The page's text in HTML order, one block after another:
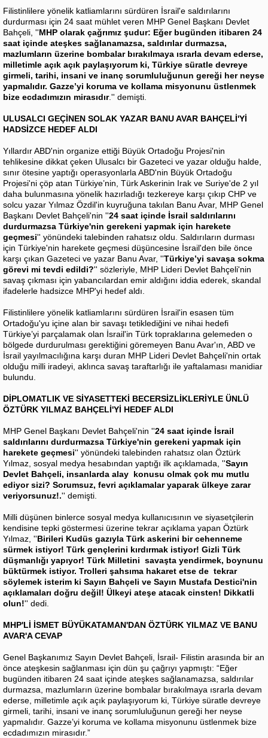
Filistinlilere yönelik katliamlarını sürdüren İsrail'e saldırılarını
durdurması için 24 saat mühlet veren MHP Genel Başkanı Devlet
Bahçeli, ''MHP olarak çağrımız şudur: Eğer bugünden itibaren 24
saat içinde ateşkes sağlanamazsa, saldırılar durmazsa,
mazlumların üzerine bombalar bırakılmaya ısrarla devam ederse,
milletimle açık açık paylaşıyorum ki, Türkiye süratle devreye
girmeli, tarihi, insani ve inanç sorumluluğunun gereği her neyse
yapmalıdır. Gazze’yi koruma ve kollama misyonunu üstlenmek
bize ecdadımızın mirasıdır.'' demişti.
ULUSALCI GEÇİNEN SOLAK YAZAR BANU AVAR BAHÇELİ'Yİ
HADSİZCE HEDEF ALDI
Yıllardır ABD'nin organize ettiği Büyük Ortadoğu Projesi'nin
tehlikesine dikkat çeken Ulusalcı bir Gazeteci ve yazar olduğu halde,
sınır ötesine yaptığı operasyonlarla ABD'nin Büyük Ortadoğu
Projesi'ni çöp atan Türkiye’nin, Türk Askerinin Irak ve Suriye'de 2 yıl
daha bulunmasına yönelik hazırladığı tezkereye karşı çıkıp CHP ve
solcu yazar Yılmaz Özdil'in kuyruğuna takılan Banu Avar, MHP Genel
Başkanı Devlet Bahçeli'nin ''24 saat içinde İsrail saldırılarını
durdurmazsa Türkiye'nin gerekeni yapmak için harekete
geçmesi'' yönündeki talebinden rahatsız oldu. Saldırıların durması
için Türkiye'nin harekete geçmesi düşüncesine İsrail'den bile önce
karşı çıkan Gazeteci ve yazar Banu Avar, ''Türkiye’yi savaşa sokma
görevi mi tevdi edildi?'' sözleriyle, MHP Lideri Devlet Bahçeli'nin
savaş çıkması için yabancılardan emir aldığını iddia ederek, skandal
ifadelerle hadsizce MHP'yi hedef aldı.
Filistinlilere yönelik katliamlarını sürdüren İsrail'in esasen tüm
Ortadoğu'yu içine alan bir savaşı tetiklediğini ve nihai hedefi
Türkiye’yi parçalamak olan İsrail'in Türk topraklarına gelemeden o
bölgede durdurulması gerektiğini göremeyen Banu Avar'ın, ABD ve
İsrail yayılmacılığına karşı duran MHP Lideri Devlet Bahçeli'nin ortak
olduğu milli iradeyi, aklınca savaş taraftarlığı ile yaftalaması manidiar
bulundu.
DİPLOMATLIK VE SİYASETTEKİ BECERSİZLİKLERİYLE ÜNLÜ
ÖZTÜRK YILMAZ BAHÇELİ'Yİ HEDEF ALDI
MHP Genel Başkanı Devlet Bahçeli'nin ''24 saat içinde İsrail
saldırılarını durdurmazsa Türkiye'nin gerekeni yapmak için
harekete geçmesi'' yönündeki talebinden rahatsız olan Öztürk
Yılmaz, sosyal medya hesabından yaptığı ilk açıklamada, ''Sayın
Devlet Bahçeli, insanlarda alay konusu olmak çok mu mutlu
ediyor sizi? Sorumsuz, fevri açıklamalar yaparak ülkeye zarar
veriyorsunuz!.'' demişti.
Milli düşünen binlerce sosyal medya kullanıcısının ve siyasetçilerin
kendisine tepki göstermesi üzerine tekrar açıklama yapan Öztürk
Yılmaz, ''Birileri Kudüs gazıyla Türk askerini bir cehenneme
sürmek istiyor! Türk gençlerini kırdırmak istiyor! Gizli Türk
düşmanlığı yapıyor! Türk Milletini savaşta yendirmek, boynunu
büktürmek istiyor. Trolleri şahsıma hakaret etse de tekrar
söylemek isterim ki Sayın Bahçeli ve Sayın Mustafa Destici'nin
açıklamaları doğru değil! Ülkeyi ateşe atacak cinsten! Dikkatli
olun!'' dedi.
MHP'Lİ İSMET BÜYÜKATAMAN'DAN ÖZTÜRK YILMAZ VE BANU
AVAR'A CEVAP
Genel Başkanımız Sayın Devlet Bahçeli, İsrail- Filistin arasında bir an
önce ateşkesin sağlanması için dün şu çağrıyı yapmıştı: “Eğer
bugünden itibaren 24 saat içinde ateşkes sağlanamazsa, saldırılar
durmazsa, mazlumların üzerine bombalar bırakılmaya ısrarla devam
ederse, milletimle açık açık paylaşıyorum ki, Türkiye süratle devreye
girmeli, tarihi, insani ve inanç sorumluluğunun gereği her neyse
yapmalıdır. Gazze’yi koruma ve kollama misyonunu üstlenmek bize
ecdadımızın mirasıdır.”